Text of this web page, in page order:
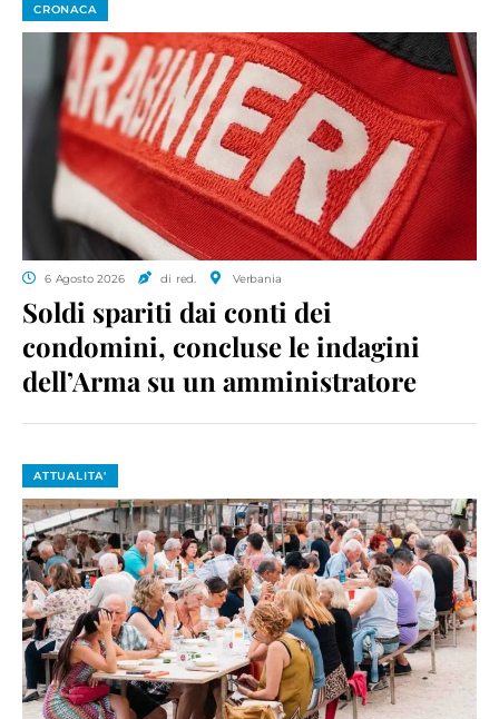
CRONACA
6 Agosto 2026 di red. Verbania
Soldi spariti dai conti dei
condomini, concluse le indagini
dell’Arma su un amministratore
ATTUALITA'